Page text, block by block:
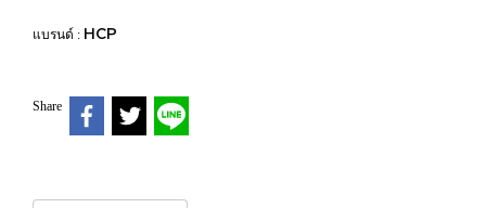
แบรนด์ : HCP
Share